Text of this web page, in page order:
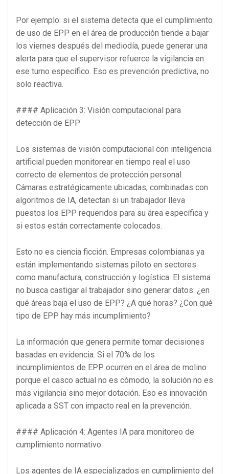
Por ejemplo: si el sistema detecta que el cumplimiento
de uso de EPP en el área de producción tiende a bajar
los viernes después del mediodía, puede generar una
alerta para que el supervisor refuerce la vigilancia en
ese turno específico. Eso es prevención predictiva, no
solo reactiva.
#### Aplicación 3: Visión computacional para
detección de EPP
Los sistemas de visión computacional con inteligencia
artificial pueden monitorear en tiempo real el uso
correcto de elementos de protección personal.
Cámaras estratégicamente ubicadas, combinadas con
algoritmos de IA, detectan si un trabajador lleva
puestos los EPP requeridos para su área específica y
si estos están correctamente colocados.
Esto no es ciencia ficción. Empresas colombianas ya
están implementando sistemas piloto en sectores
como manufactura, construcción y logística. El sistema
no busca castigar al trabajador sino generar datos: ¿en
qué áreas baja el uso de EPP? ¿A qué horas? ¿Con qué
tipo de EPP hay más incumplimiento?
La información que genera permite tomar decisiones
basadas en evidencia. Si el 70% de los
incumplimientos de EPP ocurren en el área de molino
porque el casco actual no es cómodo, la solución no es
más vigilancia sino mejor dotación. Eso es innovación
aplicada a SST con impacto real en la prevención.
#### Aplicación 4: Agentes IA para monitoreo de
cumplimiento normativo
Los agentes de IA especializados en cumplimiento del